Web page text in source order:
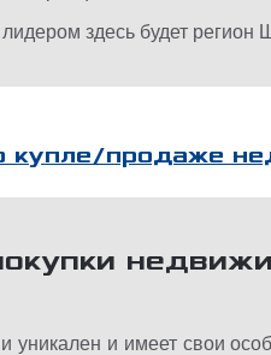
здесь будет регион
купле/продаже
уникален и имеет свои